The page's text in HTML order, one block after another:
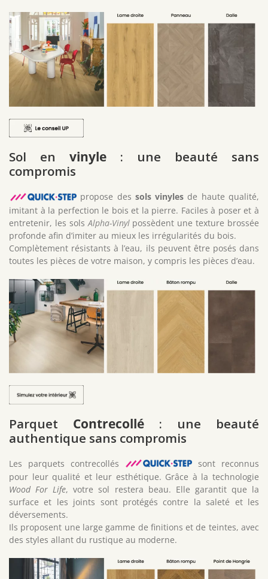
Sol en vinyle : une beauté sans
compromis
propose des sols vinyles de haute qualité,
imitant à la perfection le bois et la pierre. Faciles à poser et à
entretenir, les sols Alpha-Vinylpossèdent une texture brossée
profonde afin d’imiter au mieux les irrégularités du bois.
Complètement résistants à l’eau, ils peuvent être posés dans
toutes les pièces de votre maison, y compris les pièces d’eau.
Parquet Contrecollé : une beauté
authentique sans compromis
Les parquets contrecollés
sont reconnus
pour leur qualité et leur esthétique. Grâce à la technologie
Wood For Life, votre sol restera beau. Elle garantit que la
surface et les joints sont protégés contre la saleté et les
déversements.
Ils proposent une large gamme de finitions et de teintes, avec
des styles allant du rustique au moderne.